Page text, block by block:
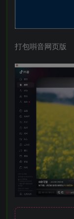
打包唞音网页版